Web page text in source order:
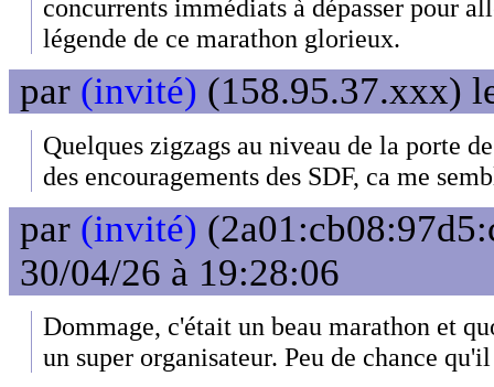
concurrents immédiats à dépasser pour
légende de ce marathon glorieux.
par (invité) (158.95.37.xxx)
Quelques zigzags au niveau de la porte
des encouragements des SDF, ca me
par (invité)
30/04/26 à 19:28:06
Dommage, c'était un beau marathon et
un super organisateur. Peu de chance